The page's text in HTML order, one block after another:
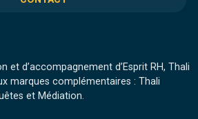
et d’accompagnement d’Esprit RH, Thali
marques complémentaires : Thali
et Médiation.